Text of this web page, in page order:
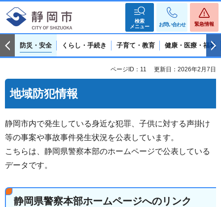
検索
メニュー
お問い合わせ 緊急情報
防災・安全 くらし・手続き 子育て・教育 健康・医療・福祉
ページID：11 更新日：2026年2月7日
地域防犯情報
静岡市内で発生している身近な犯罪、子供に対する声掛け
等の事案や事故事件発生状況を公表しています。
こちらは、静岡県警察本部のホームページで公表している
データです。
静岡県警察本部ホームページへのリンク